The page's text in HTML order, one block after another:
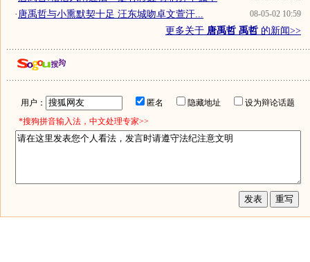
08-05-02 10:59
· 唐禹哲与小熏默契十足 汪东城吻卓文萱汗...
更多关于 唐禹哲 禹哲 的新闻>>
用户： 匿名 隐藏地址
设为辩论话题
*搜狗拼音输入法，中文处理专家>>